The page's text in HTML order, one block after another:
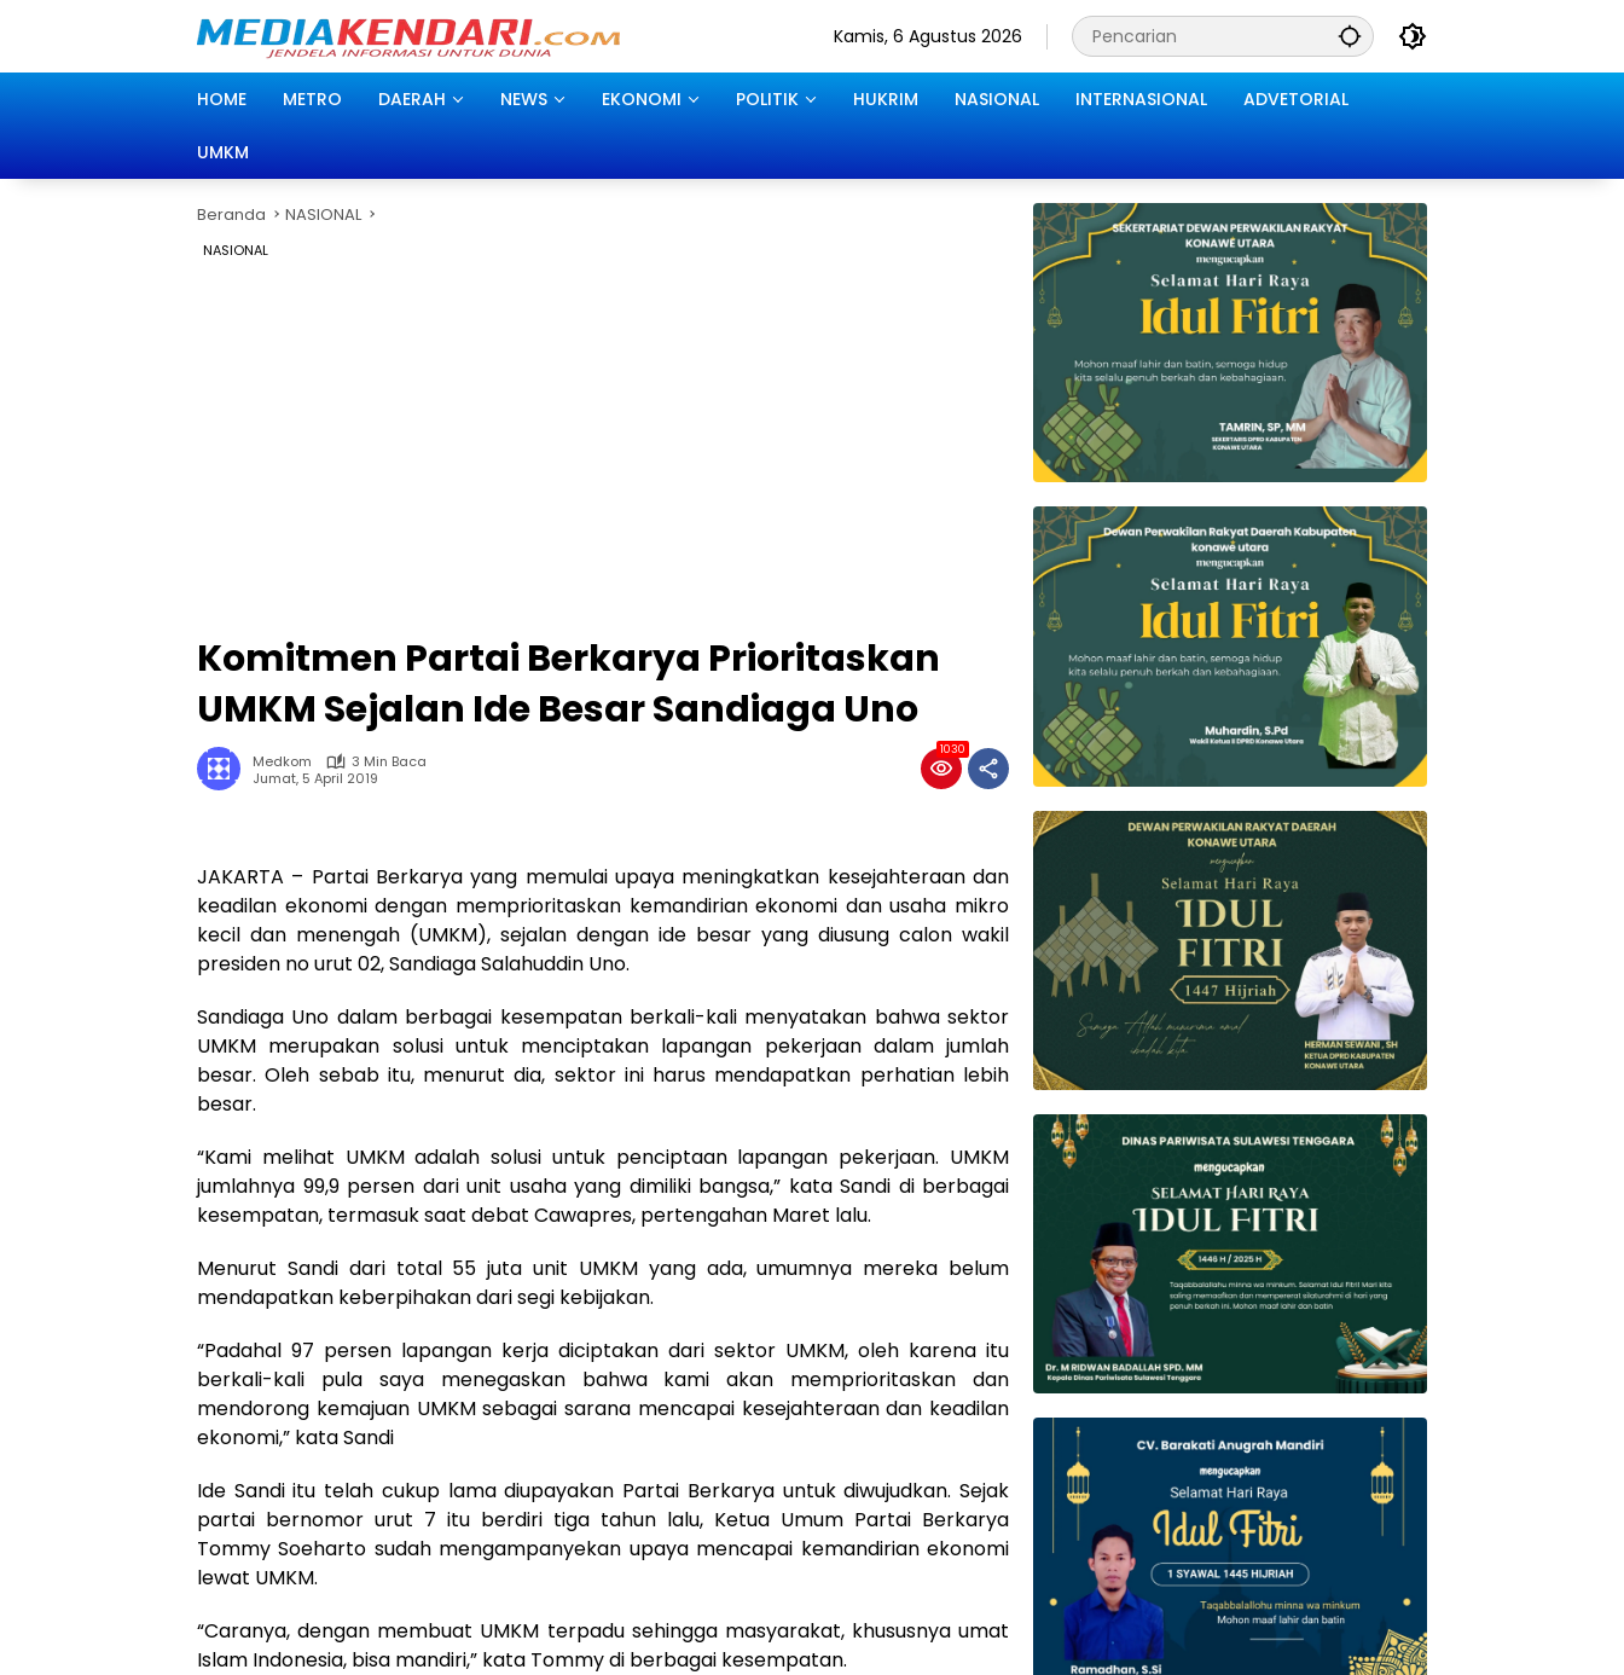
Kamis, 6 Agustus 2026
HOME METRO DAERAH NEWS EKONOMI POLITIK HUKRIM NASIONAL INTERNASIONAL ADVETORIAL
UMKM
Beranda NASIONAL
NASIONAL
Komitmen Partai Berkarya Prioritaskan
UMKM Sejalan Ide Besar Sandiaga Uno
Medkom
3 Min Baca
Jumat, 5 April 2019
1030
JAKARTA – Partai Berkarya yang memulai upaya meningkatkan kesejahteraan dan
keadilan ekonomi dengan memprioritaskan kemandirian ekonomi dan usaha mikro
kecil dan menengah (UMKM), sejalan dengan ide besar yang diusung calon wakil
presiden no urut 02, Sandiaga Salahuddin Uno.
Sandiaga Uno dalam berbagai kesempatan berkali-kali menyatakan bahwa sektor
UMKM merupakan solusi untuk menciptakan lapangan pekerjaan dalam jumlah
besar. Oleh sebab itu, menurut dia, sektor ini harus mendapatkan perhatian lebih
besar.
“Kami melihat UMKM adalah solusi untuk penciptaan lapangan pekerjaan.‎ UMKM
jumlahnya 99,9 persen dari unit usaha yang dimiliki bangsa,” kata Sandi di berbagai
kesempatan, termasuk saat debat Cawapres, pertengahan Maret lalu.
Menurut Sandi dari total 55 juta unit UMKM yang ada, umumnya mereka belum
mendapatkan keberpihakan dari segi kebijakan.
“Padahal 97 persen lapangan kerja diciptakan dari sektor UMKM, oleh karena itu
berkali-kali pula saya menegaskan bahwa kami akan memprioritaskan dan
mendorong kemajuan UMKM sebagai sarana mencapai kesejahteraan dan keadilan
ekonomi,” kata Sandi
Ide Sandi itu telah cukup lama diupayakan Partai Berkarya untuk diwujudkan. Sejak
partai bernomor urut 7 itu berdiri tiga tahun lalu, Ketua Umum Partai Berkarya
Tommy Soeharto sudah mengampanyekan upaya mencapai kemandirian ekonomi
lewat UMKM.
“Caranya, dengan membuat UMKM terpadu sehingga masyarakat, khususnya umat
Islam Indonesia, bisa mandiri,” kata Tommy di berbagai kesempatan.